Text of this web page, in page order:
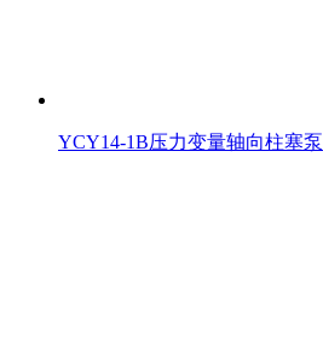
YCY14-1B压力变量轴向柱塞泵